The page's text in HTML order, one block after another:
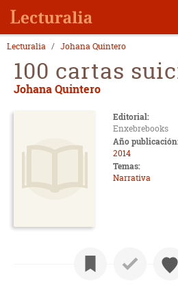
Lecturalia Johana Quintero
100 cartas
Johana Quintero
Editorial:
Enxebrebooks
Año
2014
Temas:
Narrativa